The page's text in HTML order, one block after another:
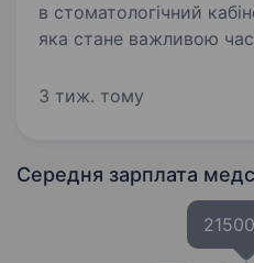
в стоматологічний
яка стане важливою
лікаря-стоматолога до
3 тиж. тому
Середня зарплата